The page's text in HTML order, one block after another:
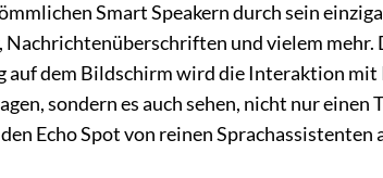
Smart Speakern durch sein
und vielem
auf dem Bildschirm wird die Interaktion
sondern es auch sehen, nicht nur einen
Echo Spot von reinen Sprachassistenten